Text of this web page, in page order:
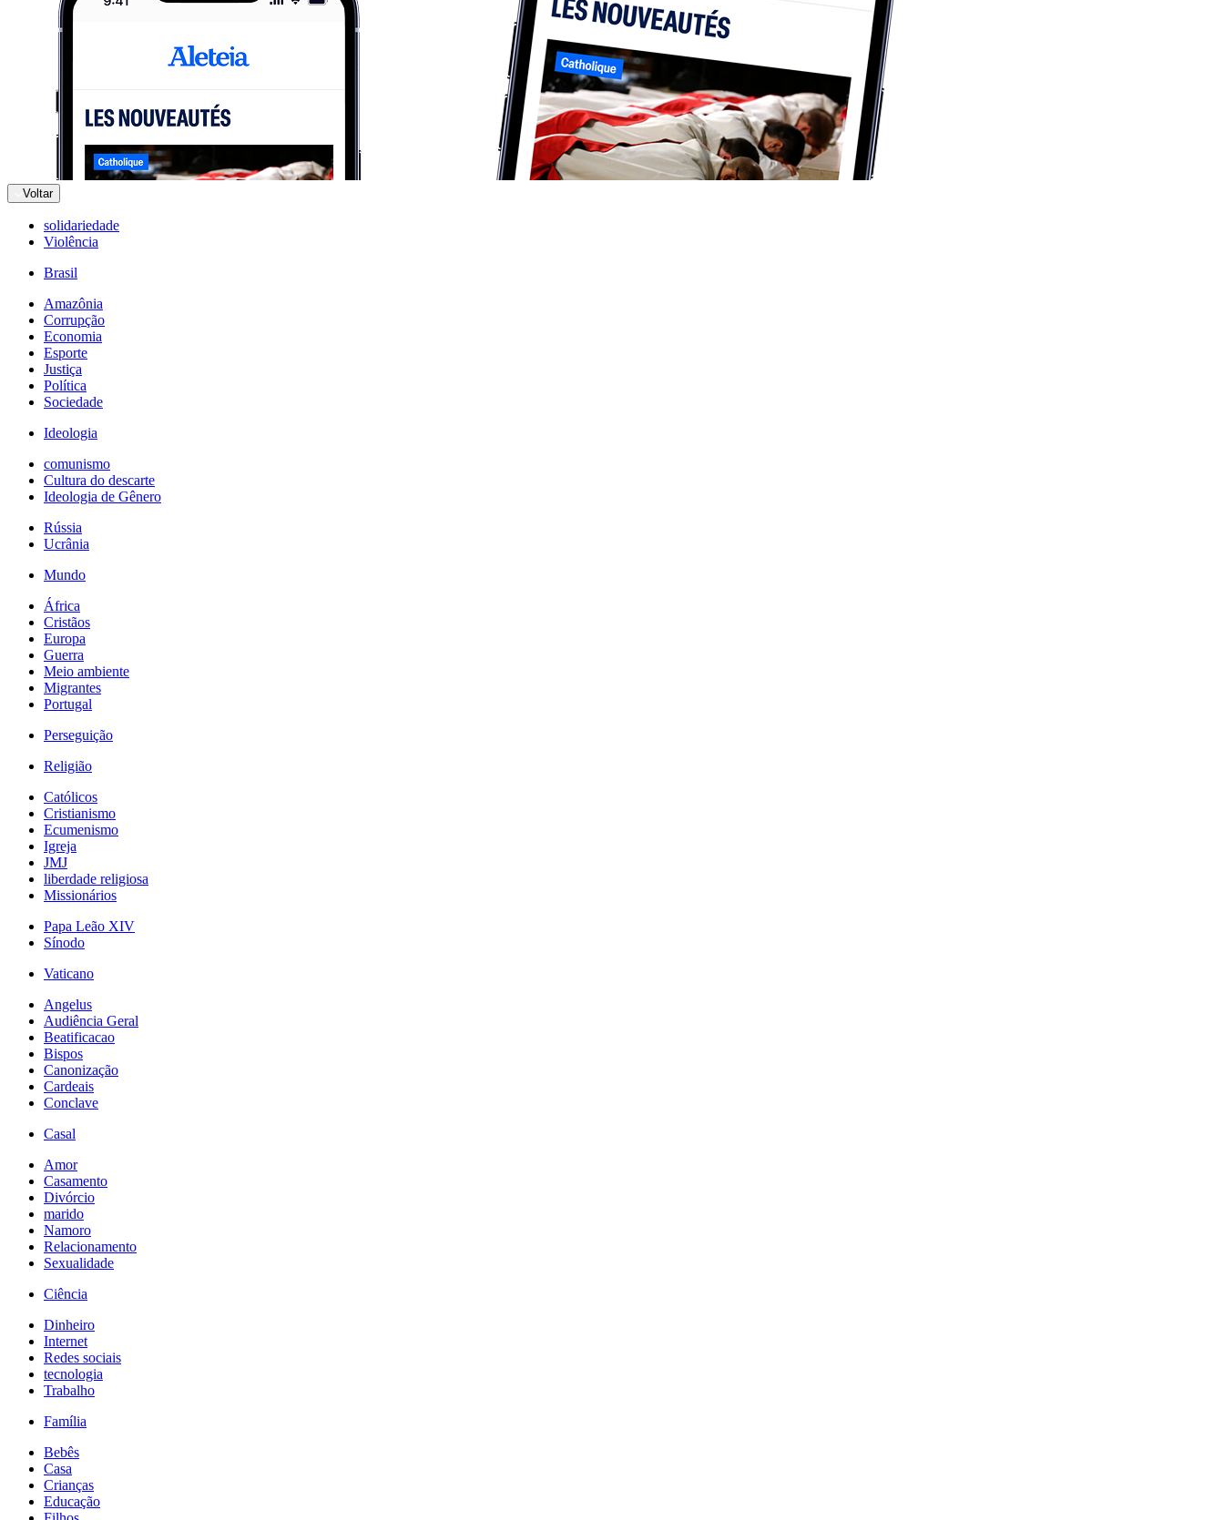
Voltar
solidariedade
Violência
Brasil
Amazônia
Corrupção
Economia
Esporte
Justiça
Política
Sociedade
Ideologia
comunismo
Cultura do descarte
Ideologia de Gênero
Rússia
Ucrânia
Mundo
África
Cristãos
Europa
Guerra
Meio ambiente
Migrantes
Portugal
Perseguição
Religião
Católicos
Cristianismo
Ecumenismo
Igreja
JMJ
liberdade religiosa
Missionários
Papa Leão XIV
Sínodo
Vaticano
Angelus
Audiência Geral
Beatificacao
Bispos
Canonização
Cardeais
Conclave
Casal
Amor
Casamento
Divórcio
marido
Namoro
Relacionamento
Sexualidade
Ciência
Dinheiro
Internet
Redes sociais
tecnologia
Trabalho
Família
Bebês
Casa
Crianças
Educação